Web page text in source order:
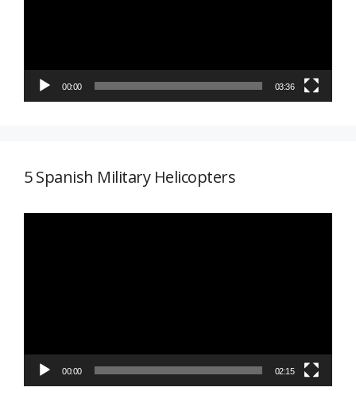
00:00 03:36
5 Spanish Military Helicopters
00:00 02:15